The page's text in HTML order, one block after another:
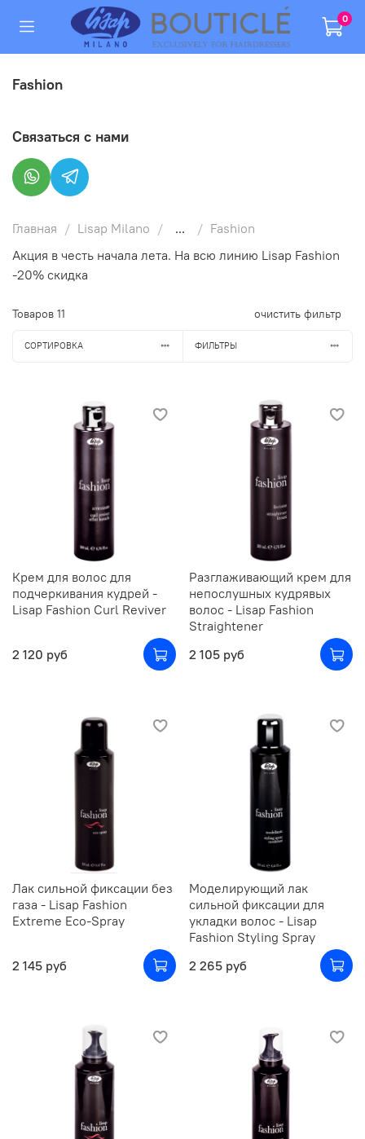
0
Fashion
Главная Lisap Milano ...
Fashion
Акция в честь начала лета. На всю линию Lisap Fashion
-20% скидка
Товаров 11 очистить фильтр
СОРТИРОВКА ФИЛЬТРЫ
Крем для волос для
подчеркивания кудрей -
Lisap Fashion Curl Reviver
2 120 руб
Разглаживающий крем для
непослушных кудрявых
волос - Lisap Fashion
Straightener
2 105 руб
Лак сильной фиксации без
газа - Lisap Fashion
Extreme Eco-Spray
2 145 руб
Моделирующий лак
сильной фиксации для
укладки волос - Lisap
Fashion Styling Spray
2 265 руб
Связаться с нами